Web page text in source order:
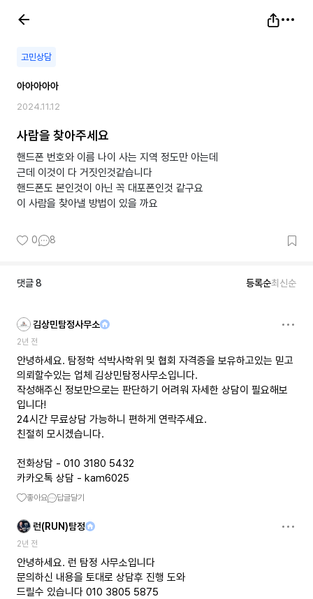
고민상담
아아아아아
2024.11.12
사람을 찾아주세요
핸드폰 번호와 이름 나이 사는 지역 정도만 아는데
근데 이것이 다 거짓인것같습니다
핸드폰도 본인것이 아닌 꼭 대포폰인것 같구요
이 사람을 찾아낼 방법이 있을 까요
0 8
댓글8 등록순최신순
김상민탐정사무소
2년 전
안녕하세요. 탐정학 석박사학위 및 협회 자격증을 보유하고있는 믿고
의뢰할수있는 업체 김상민탐정사무소입니다.
작성해주신 정보만으로는 판단하기 어려워 자세한 상담이 필요해보
입니다!
24시간 무료상담 가능하니 편하게 연락주세요.
친절히 모시겠습니다.
전화상담 - 010 3180 5432
카카오톡 상담 - kam6025
좋아요 답글달기
런(RUN)탐정
2년 전
안녕하세요. 런 탐정 사무소입니다
문의하신 내용을 토대로 상담후 진행 도와
드릴수 있습니다 010 3805 5875